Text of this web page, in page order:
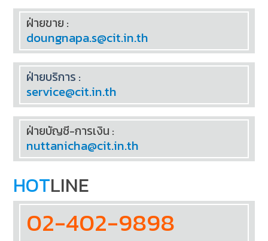
ฝ่ายขาย :
doungnapa.s@cit.in.th
ฝ่ายบริการ :
service@cit.in.th
ฝ่ายบัญชี-การเงิน :
nuttanicha@cit.in.th
HOTLINE
02-402-9898